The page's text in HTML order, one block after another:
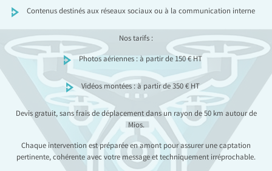
Contenus destinés aux réseaux sociaux ou à la communication interne
Nos tarifs :
Photos aériennes : à partir de 150 € HT
Vidéos montées : à partir de 350 € HT
Devis gratuit, sans frais de déplacement dans un rayon de 50 km autour de
Mios.
Chaque intervention est préparée en amont pour assurer une captation
pertinente, cohérente avec votre message et techniquement irréprochable.